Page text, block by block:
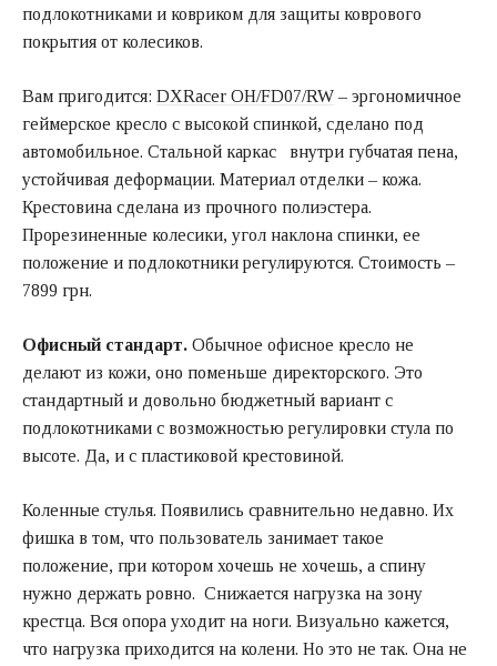
подлокотниками и ковриком для защиты коврового
покрытия от колесиков.
Вам пригодится: DXRacer OH/FD07/RW – эргономичное
геймерское кресло с высокой спинкой, сделано под
автомобильное. Стальной каркас внутри губчатая пена,
устойчивая деформации. Материал отделки – кожа.
Крестовина сделана из прочного полиэстера.
Прорезиненные колесики, угол наклона спинки, ее
положение и подлокотники регулируются. Стоимость –
7899 грн.
Офисный стандарт. Обычное офисное кресло не
делают из кожи, оно поменьше директорского. Это
стандартный и довольно бюджетный вариант с
подлокотниками с возможностью регулировки стула по
высоте. Да, и с пластиковой крестовиной.
Коленные стулья. Появились сравнительно недавно. Их
фишка в том, что пользователь занимает такое
положение, при котором хочешь не хочешь, а спину
нужно держать ровно. Снижается нагрузка на зону
крестца. Вся опора уходит на ноги. Визуально кажется,
что нагрузка приходится на колени. Но это не так. Она не